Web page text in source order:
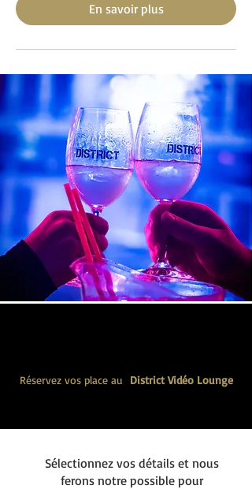
En savoir plus
Réservez vos place au District Vidéo Lounge
Sélectionnez vos détails et nous
ferons notre possible pour